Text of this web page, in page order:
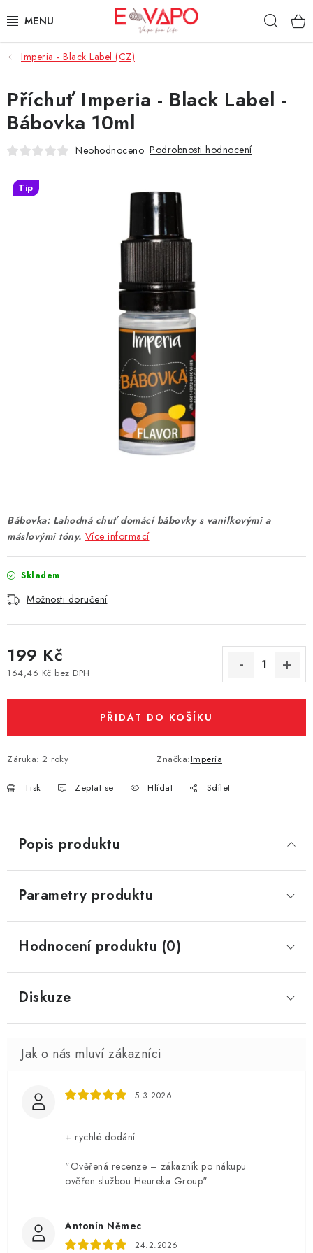
na
3D TISK
TIPY ZA DOBROU CENU
AROMATA A PŘÍCHUTĚ
DÁRKOVÉ VOUCHERY
ATOMIZÉRY A CARTRIDGE
NIKOTINOVÝ FILM
PŘÍSLUŠENSTVÍ
ZNAČKY
Vše o nákupu
Recenze
Kontakty
Prodejny
Imperia - Black Label (CZ)
Bábovka: Lahodná chuť domácí bábovky s vanilkovými a
máslovými tóny. Více informací
Skladem
Možnosti doručení
199 Kč
164,46 Kč bez DPH
PŘIDAT DO KOŠÍKU
Záruka: 2 roky Značka:Imperia
Tisk Zeptat se Hlídat Sdílet
Příchuť Imperia - Black Label -
Bábovka 10ml
Neohodnoceno Podrobnosti hodnocení
Tip
Popis produktu
Parametry produktu
Hodnocení produktu (0)
Diskuze
5.3.2026
+ rychlé dodání
"Ověřená recenze – zákazník po nákupu
ověřen službou Heureka Group"
Antonín Němec
24.2.2026